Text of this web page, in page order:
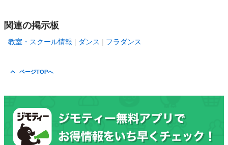
関連の掲示板
教室・スクール情報 ダンス フラダンス
ページTOPへ